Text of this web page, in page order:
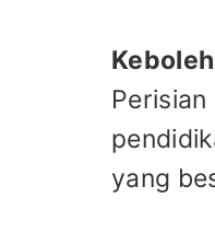
yang